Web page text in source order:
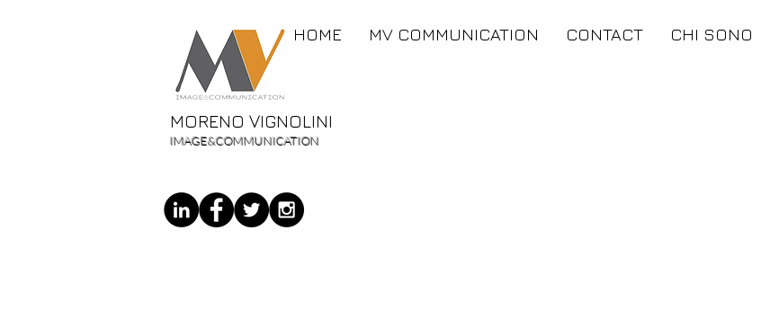
HOME MV COMMUNICATION CONTACT CHI SONO
MORENO VIGNOLINI
IMAGE&COMMUNICATION